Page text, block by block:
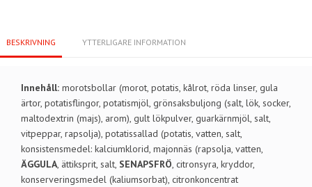
BESKRIVNING YTTERLIGARE INFORMATION
Innehåll: morotsbollar (morot, potatis, kålrot, röda linser, gula
ärtor, potatisflingor, potatismjöl, grönsaksbuljong (salt, lök, socker,
maltodextrin (majs), arom), gult lökpulver, guarkärnmjöl, salt,
vitpeppar, rapsolja), potatissallad (potatis, vatten, salt,
konsistensmedel: kalciumklorid, majonnäs (rapsolja, vatten,
ÄGGULA, ättiksprit, salt, SENAPSFRÖ, citronsyra, kryddor,
konserveringsmedel (kaliumsorbat), citronkoncentrat